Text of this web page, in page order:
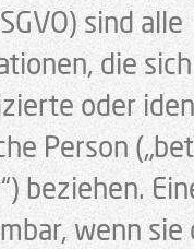
sind alle
die
oder
Person
beziehen.
wenn